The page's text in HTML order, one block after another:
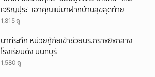
เจริญปุระ" เอาคุณแม่มาฝากบ้านสุขสุดท้าย
1,815 ดู
นาทีระทึก หน่วยกู้ภัยเข้าช่วยนร.กราxยิxกลาง
โรงเรียนดัง นนทบุรี
1,580 ดู
ยกเลิก